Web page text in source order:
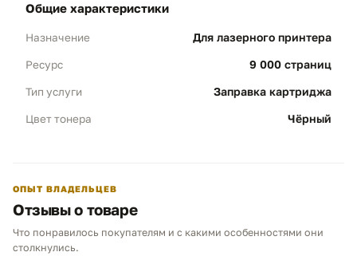
01 Максимальный ресурс
Объем 9 000 стр:
Профессиональная
рабочий цикл XL-уровня, полностью
соответствующий заводским параметрам
Выгода:
Самая низкая цена за страницу в
очистка бункера отработки и полировка
общие характеристики
Назначение Для лазерного принтера
Ресурс 9 000 страниц
Тип услуги Заправка картриджа
Цвет тонера Чёрный
ОПЫТ ВЛАДЕЛЬЦЕВ
Отзывы о товаре
Что понравилось покупателям и с какими особенностями они
столкнулись.